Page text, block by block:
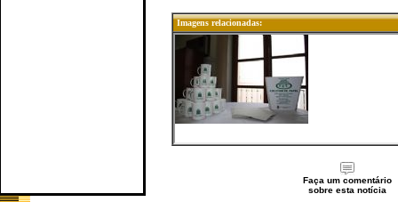
Imagens relacionadas:
Faça um comentário
sobre esta notícia